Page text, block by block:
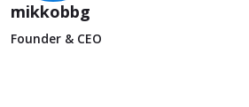
mikkobbg
Founder & CEO